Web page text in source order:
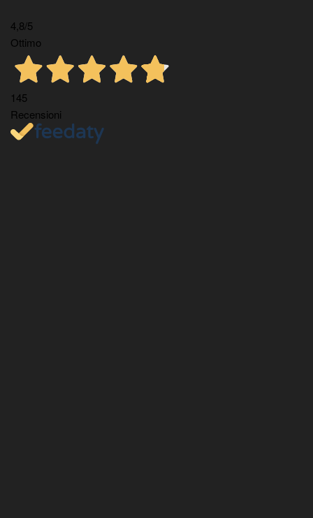
4,8/5
Ottimo
145
Recensioni